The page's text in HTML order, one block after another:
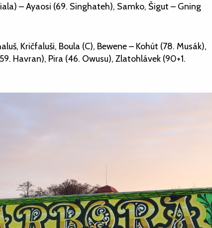
– Ayaosi (69. Singhateh), Samko, Šigut – Gning
Kričfaluši, Boula (C), Bewene – Kohút (78. Musák),
Havran), Pira (46. Owusu), Zlatohlávek (90+1.